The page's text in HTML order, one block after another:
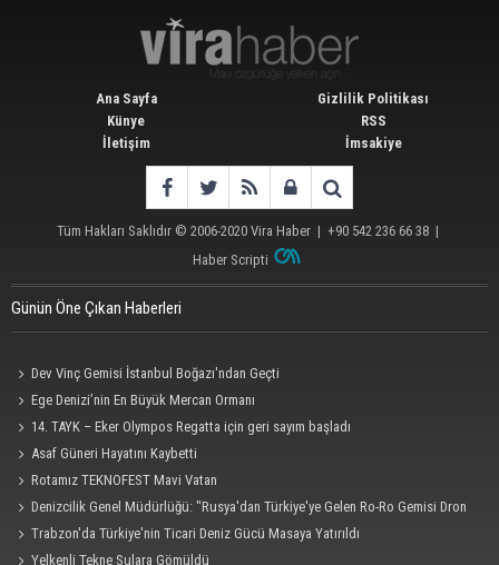
Ana Sayfa
Künye
İletişim
Gizlilik Politikası
RSS
İmsakiye
Tüm Hakları Saklıdır © 2006-2020 Vira Haber | +90 542 236 66 38 |
Haber Scripti
Günün Öne Çıkan Haberleri
Dev Vinç Gemisi İstanbul Boğazı'ndan Geçti
Ege Denizi’nin En Büyük Mercan Ormanı
14. TAYK – Eker Olympos Regatta için geri sayım başladı
Asaf Güneri Hayatını Kaybetti
Rotamız TEKNOFEST Mavi Vatan
Denizcilik Genel Müdürlüğü: "Rusya'dan Türkiye'ye Gelen Ro-Ro Gemisi Dron
Saldırısına Uğradı"
Trabzon'da Türkiye'nin Ticari Deniz Gücü Masaya Yatırıldı
Yelkenli Tekne Sulara Gömüldü